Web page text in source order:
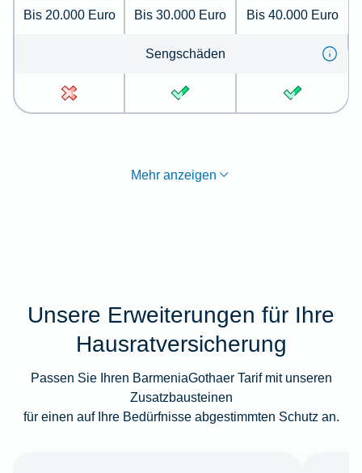
Bis 20.000 Euro Bis 30.000 Euro Bis 40.000 Euro
Sengschäden
Mehr anzeigen
Unsere Erweiterungen für Ihre
Hausratversicherung
Passen Sie Ihren BarmeniaGothaer Tarif mit unseren
Zusatzbausteinen
für einen auf Ihre Bedürfnisse abgestimmten Schutz an.